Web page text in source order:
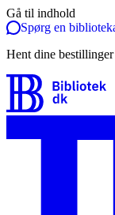
Gå til indhold
Spørg en
Hent dine